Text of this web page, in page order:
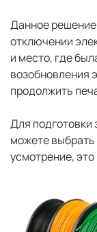
Данное
отключении
и место, где
возобновления
продолжить
Для подготовки
можете
усмотрение,